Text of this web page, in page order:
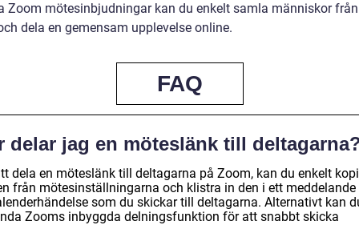
Zoom mötesinbjudningar kan du enkelt samla människor
dela en gemensam upplevelse online.
FAQ
delar jag en möteslänk till
dela en möteslänk till deltagarna på Zoom, kan du enkelt
från mötesinställningarna och klistra in den i ett meddelande
som du skickar till deltagarna. Alternativt kan
Zooms inbyggda delningsfunktion för att snabbt skicka